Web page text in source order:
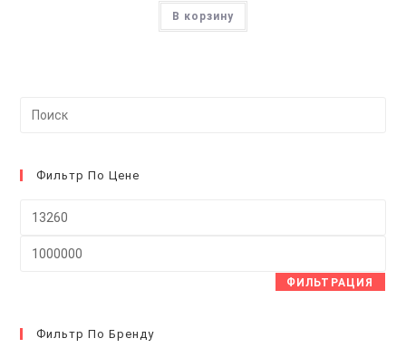
В корзину
Фильтр По Цене
ФИЛЬТРАЦИЯ
Фильтр По Бренду